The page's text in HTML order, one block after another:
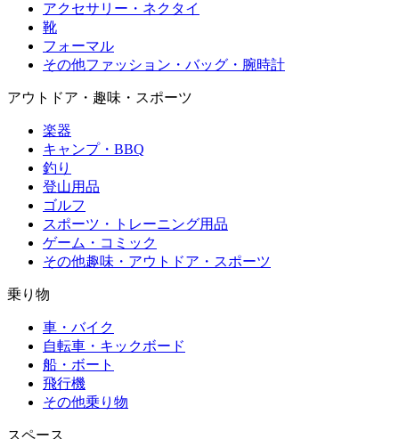
アクセサリー・ネクタイ
靴
フォーマル
その他ファッション・バッグ・腕時計
アウトドア・趣味・スポーツ
楽器
キャンプ・BBQ
釣り
登山用品
ゴルフ
スポーツ・トレーニング用品
ゲーム・コミック
その他趣味・アウトドア・スポーツ
乗り物
車・バイク
自転車・キックボード
船・ボート
飛行機
その他乗り物
スペース